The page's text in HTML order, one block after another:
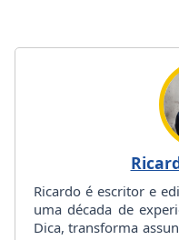
Ricardo é escritor e
uma década de
Dica, transforma